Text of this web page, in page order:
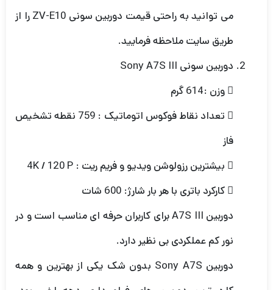
می توانید به راحتی قیمت دوربین سونی ZV-E10 را از
طریق سایت ملاحظه فرمایید.
دوربین سونی Sony A7S III
 وزن :614 گرم
 تعداد نقاط فوکوس اتوماتیک : 759 نقطه تشخیص
فاز
 بیشترین رزولوشن ویدیو و فریم ریت : 4K / 120 P
 کارکرد باتری با هر بار شارژ: 600 شات
دوربین A7S III برای کاربران حرفه ای مناسب است و در
نور کم عملکردی بی نظیر دارد.
دوربین Sony A7S بدون شک یکی از بهترین و همه